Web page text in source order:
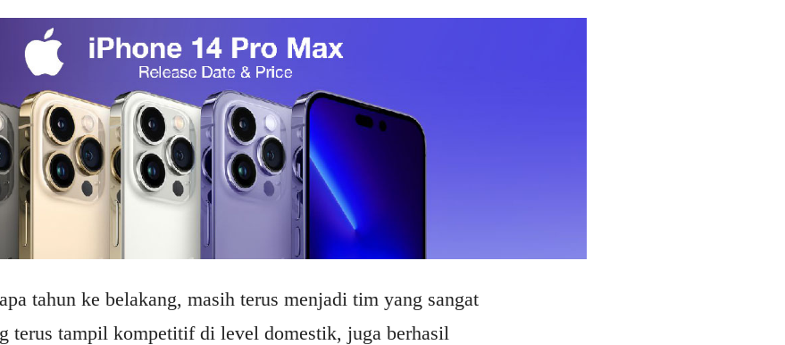
tahun ke belakang, masih terus menjadi tim yang sangat
terus tampil kompetitif di level domestik, juga berhasil